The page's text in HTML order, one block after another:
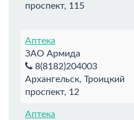
проспект, 115
Аптека
ЗАО Армида
8(8182)204003
Архангельск, Троицкий
проспект, 12
Аптека